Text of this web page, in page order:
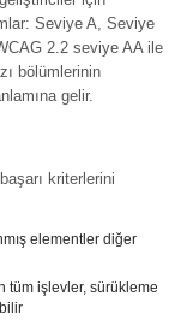
Seviye A, Seviye
2.2 seviye AA ile
bölümlerinin
gelir.
kriterlerini
elementler diğer
tüm işlevler, sürükleme